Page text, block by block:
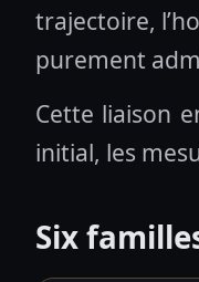
trajectoire,
purement
Cette liaison
initial, les
Six